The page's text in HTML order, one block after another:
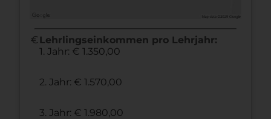
euro Lehrlingseinkommen pro Lehrjahr:
1. Jahr: € 1.350,00
2. Jahr: € 1.570,00
3. Jahr: € 1.980,00